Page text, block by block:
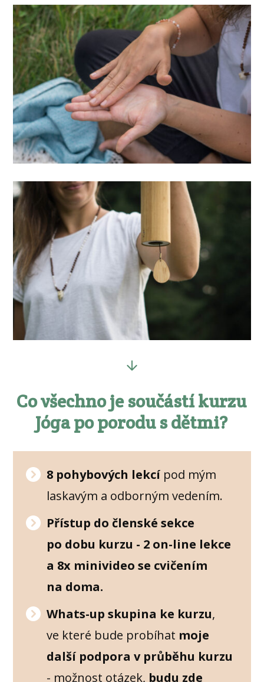
Co všechno je součástí kurzu
Jóga po porodu s dětmi?
8 pohybových lekcípod mým
laskavým a odborným vedením.
Přístup do členské sekce
po dobu kurzu - 2 on-line lekce
a 8x minivideo se cvičením
na doma.
Whats-up skupina ke kurzu,
ve které bude probíhat moje
další podpora v průběhu kurzu
- možnost otázek, budu zde